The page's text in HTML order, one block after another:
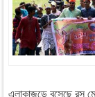
এলাকাজুড়ে বসেছে রস